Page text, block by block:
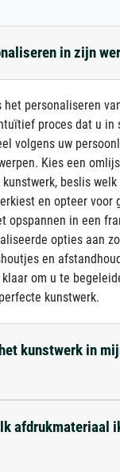
in zijn
personaliseren
proces dat u in
volgens uw
Kies een
beslis welk
en opteer voor
opspannen in een
opties aan
en
om u te
kunstwerk.
kunstwerk in
afdrukmateriaal